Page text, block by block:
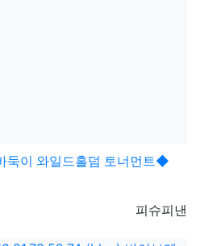
둑이 와일드홀덤 토너먼트◆
등록자
피슈피낸